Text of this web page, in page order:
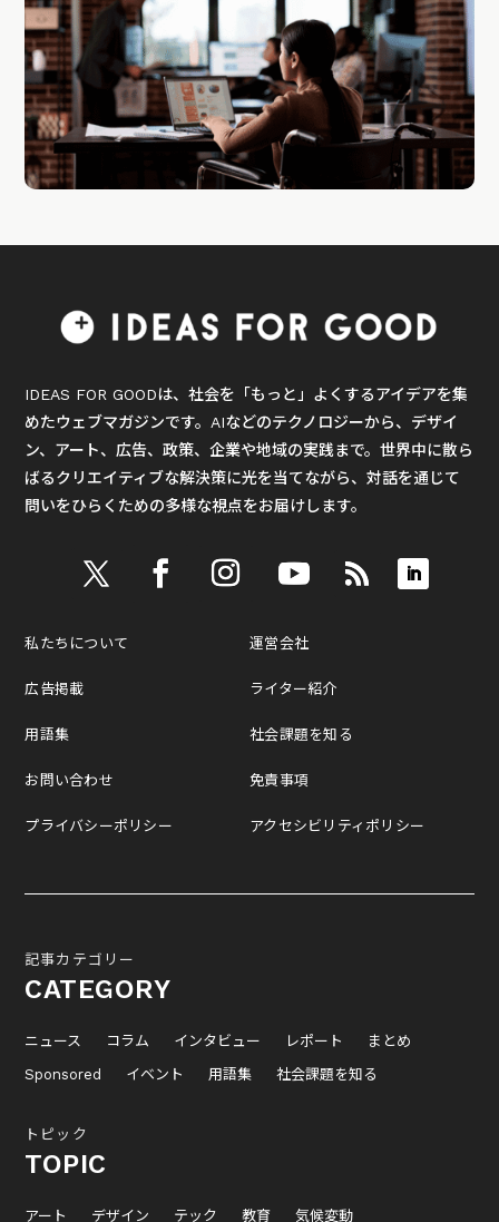
IDEAS FOR GOODは、社会を「もっと」よくするアイデアを集
めたウェブマガジンです。AIなどのテクノロジーから、デザイ
ン、アート、広告、政策、企業や地域の実践まで。世界中に散ら
ばるクリエイティブな解決策に光を当てながら、対話を通じて
問いをひらくための多様な視点をお届けします。
私たちについて
広告掲載
用語集
お問い合わせ
プライバシーポリシー
運営会社
ライター紹介
社会課題を知る
免責事項
アクセシビリティポリシー
記事カテゴリー
CATEGORY
ニュース コラム インタビュー レポート
まとめ
Sponsored
イベント 用語集 社会課題を知る
トピック
TOPIC
アート デザイン テック 教育 気候変動